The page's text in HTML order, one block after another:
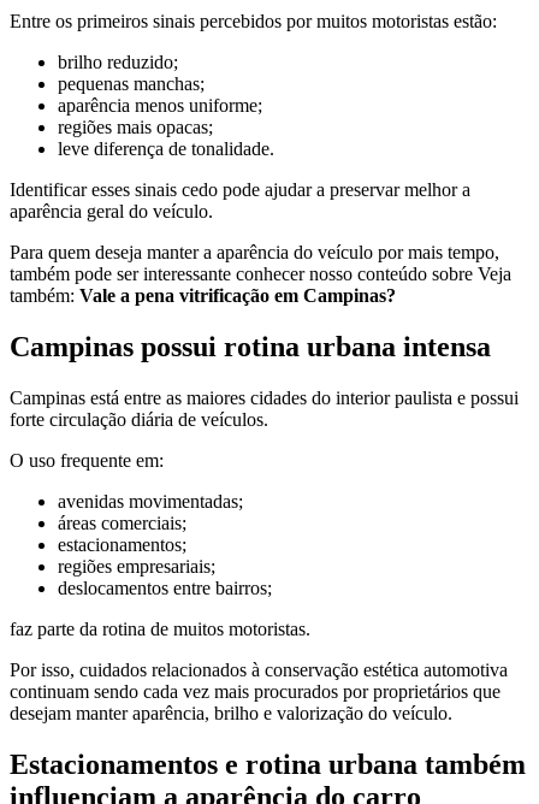
Entre os primeiros sinais percebidos por muitos motoristas estão:
brilho reduzido;
pequenas manchas;
aparência menos uniforme;
regiões mais opacas;
leve diferença de tonalidade.
Identificar esses sinais cedo pode ajudar a preservar melhor a
aparência geral do veículo.
Para quem deseja manter a aparência do veículo por mais tempo,
também pode ser interessante conhecer nosso conteúdo sobre Veja
também: Vale a pena vitrificação em Campinas?
Campinas possui rotina urbana intensa
Campinas está entre as maiores cidades do interior paulista e possui
forte circulação diária de veículos.
O uso frequente em:
avenidas movimentadas;
áreas comerciais;
estacionamentos;
regiões empresariais;
deslocamentos entre bairros;
faz parte da rotina de muitos motoristas.
Por isso, cuidados relacionados à conservação estética automotiva
continuam sendo cada vez mais procurados por proprietários que
desejam manter aparência, brilho e valorização do veículo.
Estacionamentos e rotina urbana também
influenciam a aparência do carro